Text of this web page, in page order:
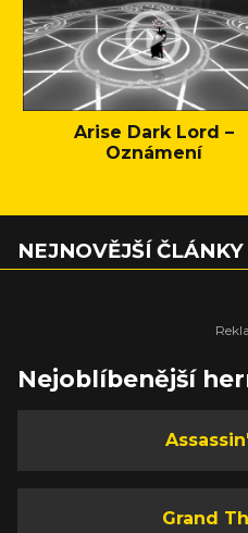
Arise Dark Lord –
Oznámení
NEJNOVĚJŠÍ ČLÁNKY
Nejoblíbenější
Grand